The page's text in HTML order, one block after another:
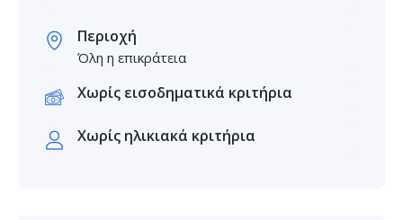
Περιοχή
Όλη η επικράτεια
Χωρίς εισοδηματικά κριτήρια
Χωρίς ηλικιακά κριτήρια